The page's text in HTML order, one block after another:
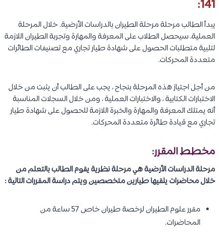
141:
يبدأ الطالب مرحلة مرحلة الطيران بالدراسات الأرضية. خلال المرحلة
العملية، سيحصل الطلاب على المعرفة والمهارة وتجربة الطيران اللازمة
لتلبية متطلبات الحصول على شهادة طيار تجاري مع تصنيفات الطائرات
متعددة المحركات.
من أجل اجتياز هذه المرحلة بنجاح ، يجب على الطالب أن يثبت من خلال
الاختبارات الكتابية ، والاختبارات العملية ، ومن خلال السجلات المناسبة
أنه يمتلك المعرفة والمهارة والخبرة اللازمة للحصول على شهادة طيار
تجاري مع قيادة طائرة متعددة المحركات.
مخطط المقرر:
مرحلة الدراسات الأرضية هي مرحلة نظرية يقوم الطالب بالتعلم من
خلال محاضرات يلقيها طيارين متخصصين ويتم دراسة المقررات التالية :
مقرر علوم الطيران لرخصة طيران خاص 57 ساعة من
المحاضرات.